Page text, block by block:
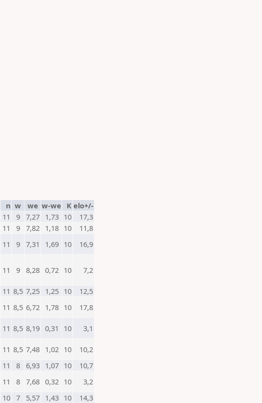
n w we w-we K elo+/-
11 9 7,27 1,73 10
17,3
11 9 7,82 1,18 10
11,8
11 9 7,31 1,69 10 16,9
11 9 8,28 0,72 10 7,2
11 8,5 7,25 1,25 10
12,5
11 8,5 6,72 1,78 10 17,8
11 8,5 8,19 0,31 10 3,1
11 8,5 7,48 1,02 10
10,2
11 8 6,93 1,07 10
10,7
11 8 7,68 0,32 10
3,2
10 7 5,57 1,43 10
14,3